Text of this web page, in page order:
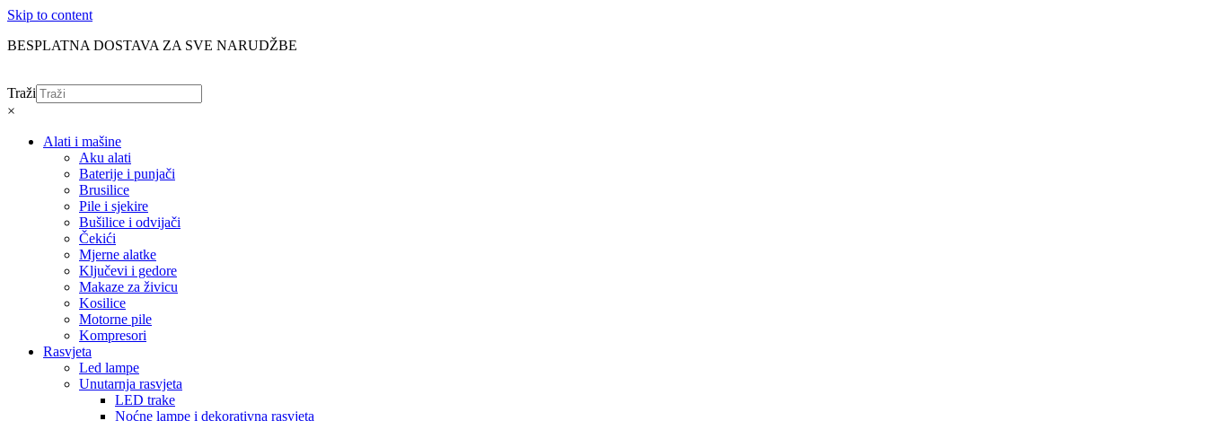
Skip to content
BESPLATNA DOSTAVA ZA SVE NARUDŽBE
Traži
×
Alati i mašine
Aku alati
Baterije i punjači
Brusilice
Pile i sjekire
Bušilice i odvijači
Čekići
Mjerne alatke
Ključevi i gedore
Makaze za živicu
Kosilice
Motorne pile
Kompresori
Rasvjeta
Led lampe
Unutarnja rasvjeta
LED trake
Noćne lampe i dekorativna rasvjeta